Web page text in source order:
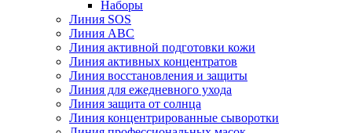
Наборы
Линия SOS
Линия АВС
Линия активной подготовки кожи
Линия активных концентратов
Линия восстановления и защиты
Линия для ежедневного ухода
Линия защита от солнца
Линия концентрированные сыворотки